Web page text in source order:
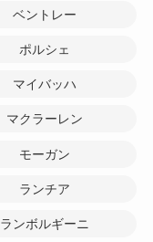
ベントレー
ポルシェ
マイバッハ
マクラーレン
モーガン
ランチア
ランボルギーニ